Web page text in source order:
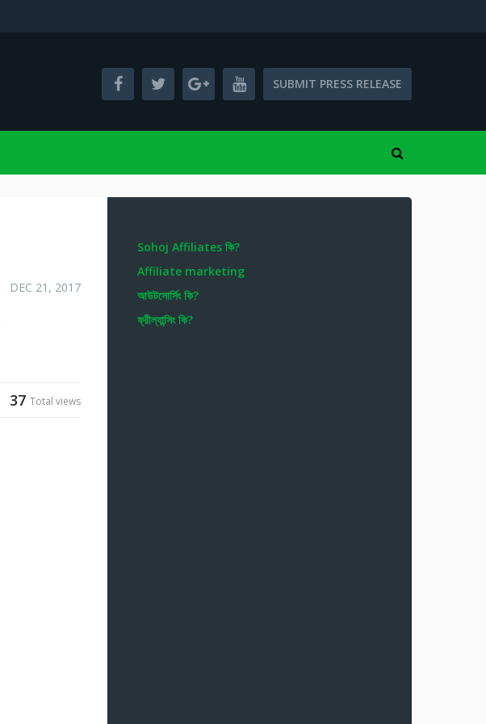
SUBMIT PRESS RELEASE
DEC 21, 2017
37 Total views
Sohoj Affiliates কি?
Affiliate marketing
আউটসোর্সিং কি?
ফ্রীল্যান্সিং কি?